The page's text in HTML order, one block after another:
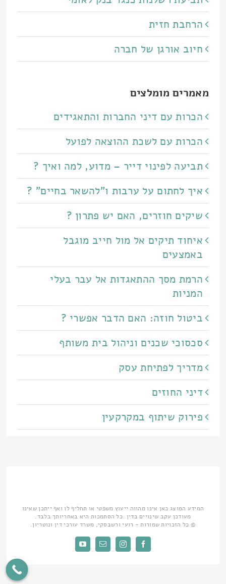
הרחבת חזית
חיוב אורגן של חברה
מאמרים מומלצים
הכרות עם דיני החברות והתאגידים
הכרות עם לשכת ההוצאה לפועל
תביעה לפינוי דייר – מדוע, למה ואיך ?
איך לחתום על ערבות ו"להשאר בחיים" ?
שיקים חוזרים, האם יש פתרון ?
איחוד תיקים אל מול חייב מוגבל
באמצעים
הרמת מסך ההתאגדות אל עבר בעלי
המניות
ביטול חוזה: האם הדבר אפשרי ?
סכסוכי שכנים וניהול בית משותף
מדריך לפתיחת עסק
דיני החוזים
פירוק שיתוף במקרקעין
המידע המוצג כאן אינו מהווה ייעוץ משפטי או תחליף לו ואף ייתכן שאינו
מעודכן עקב שינויים בדין. כל הסתמכות היא באחריותך בלבד.
© כל הזכויות שמורות - רועי ורשבסקי, משרד עורכי דין ונוטריון.
Facebook
Instagramכתובת
דואר
YouTube